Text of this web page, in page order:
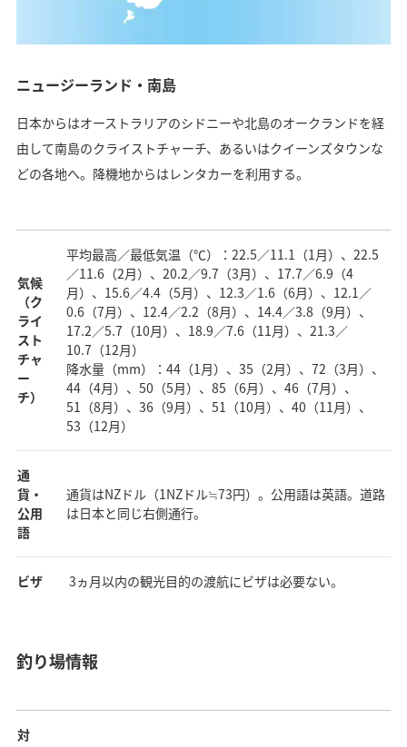
ニュージーランド・南島
日本からはオーストラリアのシドニーや北島のオークランドを経
由して南島のクライストチャーチ、あるいはクイーンズタウンな
どの各地へ。降機地からはレンタカーを利用する。
気候
（ク
ライ
スト
チャ
ー
チ）
平均最高／最低気温（℃）：22.5／11.1（1月）、22.5
／11.6（2月）、20.2／9.7（3月）、17.7／6.9（4
月）、15.6／4.4（5月）、12.3／1.6（6月）、12.1／
0.6（7月）、12.4／2.2（8月）、14.4／3.8（9月）、
17.2／5.7（10月）、18.9／7.6（11月）、21.3／
10.7（12月）
降水量（mm）：44（1月）、35（2月）、72（3月）、
44（4月）、50（5月）、85（6月）、46（7月）、
51（8月）、36（9月）、51（10月）、40（11月）、
53（12月）
通
貨・
公用
語
通貨はNZドル（1NZドル≒73円）。公用語は英語。道路
は日本と同じ右側通行。
ビザ 3ヵ月以内の観光目的の渡航にビザは必要ない。
釣り場情報
対